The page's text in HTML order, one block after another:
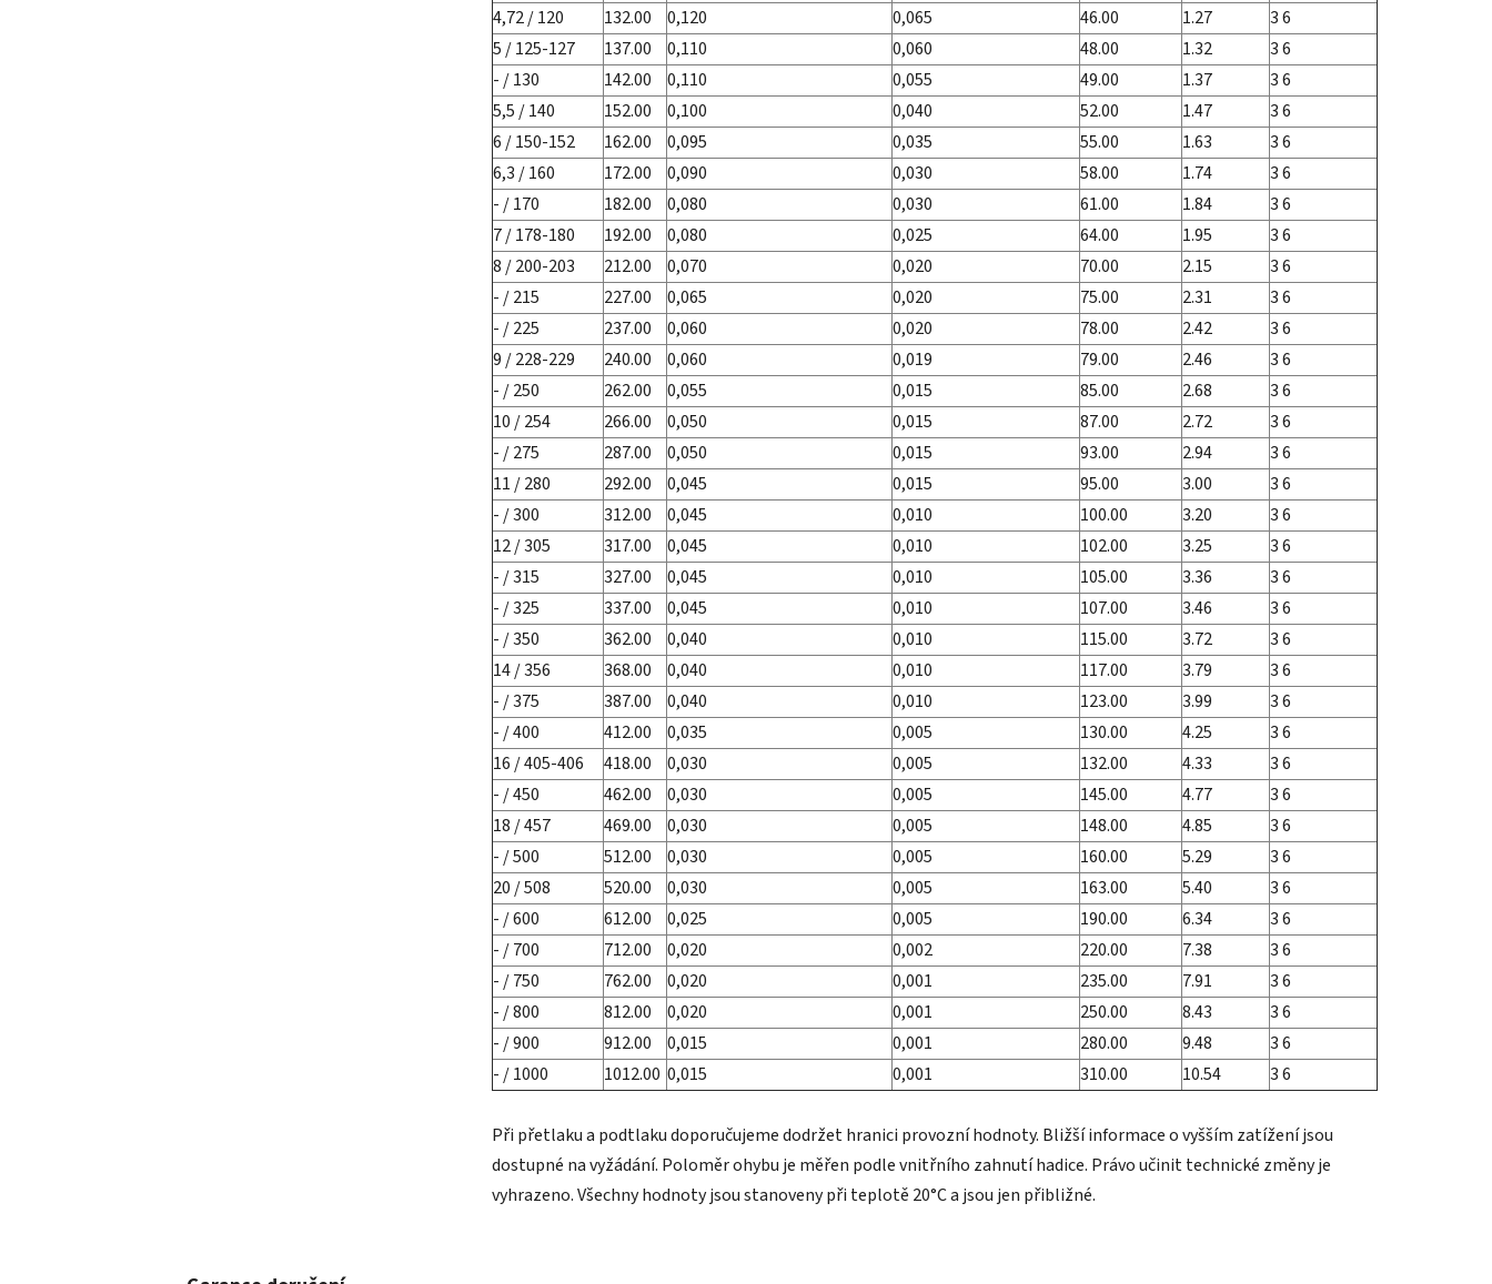
4,72 / 120
132.00 0,120 0,065 46.00 1.27
3 6
5 / 125-127
137.00 0,110 0,060 48.00 1.32
3 6
- / 130
142.00 0,110 0,055 49.00 1.37
3 6
5,5 / 140
152.00 0,100 0,040 52.00 1.47
3 6
6 / 150-152
162.00 0,095 0,035 55.00 1.63
3 6
6,3 / 160
172.00 0,090 0,030 58.00 1.74
3 6
- / 170
182.00 0,080 0,030 61.00 1.84
3 6
7 / 178-180
192.00 0,080 0,025 64.00 1.95
3 6
8 / 200-203
212.00 0,070 0,020 70.00 2.15
3 6
- / 215
227.00 0,065 0,020 75.00 2.31
3 6
- / 225
237.00 0,060 0,020 78.00 2.42
3 6
9 / 228-229
240.00 0,060 0,019 79.00 2.46
3 6
- / 250
262.00 0,055 0,015 85.00 2.68
3 6
10 / 254
266.00 0,050 0,015 87.00 2.72
3 6
- / 275
287.00 0,050 0,015 93.00 2.94
3 6
11 / 280
292.00 0,045 0,015 95.00 3.00
3 6
- / 300
312.00 0,045 0,010 100.00 3.20
3 6
12 / 305
317.00 0,045 0,010 102.00 3.25
3 6
- / 315
327.00 0,045 0,010 105.00 3.36
3 6
- / 325
337.00 0,045 0,010 107.00 3.46
3 6
- / 350
362.00 0,040 0,010 115.00 3.72
3 6
14 / 356
368.00 0,040 0,010 117.00 3.79
3 6
- / 375
387.00 0,040 0,010 123.00 3.99
3 6
- / 400
412.00 0,035 0,005 130.00 4.25
3 6
16 / 405-406
418.00 0,030 0,005 132.00 4.33
3 6
- / 450
462.00 0,030 0,005 145.00 4.77
3 6
18 / 457
469.00 0,030 0,005 148.00 4.85
3 6
- / 500
512.00 0,030 0,005 160.00 5.29
3 6
20 / 508
520.00 0,030 0,005 163.00 5.40
3 6
- / 600
612.00 0,025 0,005 190.00 6.34
3 6
- / 700
712.00 0,020 0,002 220.00 7.38
3 6
- / 750
762.00 0,020 0,001 235.00 7.91
3 6
- / 800
812.00 0,020 0,001 250.00 8.43
3 6
- / 900
912.00 0,015 0,001 280.00 9.48
3 6
- / 1000
1012.00 0,015 0,001 310.00 10.54 3 6
Při přetlaku a podtlaku doporučujeme dodržet hranici provozní hodnoty. Bližší informace o vyšším zatížení jsou
dostupné na vyžádání. Poloměr ohybu je měřen podle vnitřního zahnutí hadice. Právo učinit technické změny je
vyhrazeno. Všechny hodnoty jsou stanoveny při teplotě 20°C a jsou jen přibližné.